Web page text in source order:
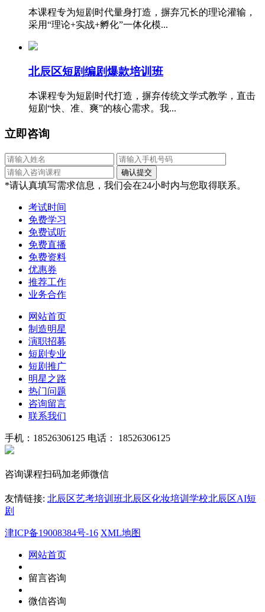
本课程专为短剧时代量身打造，摒弃冗长的理论灌输，
采用“理论+实战+孵化”一体化模...
北辰区短剧编剧爆款培训班
本课程专为短剧时代打造，摒弃传统文学式教学，直击
短剧“快、准、爽”的核心需求。我...
立即咨询
*请认真填写需求信息，我们会在24小时内与您取得联系。
考试时间
免费学习
免费试听
免费直播
免费资料
优惠券
推荐工作
业务合作
网站首页
制造明星
演职招募
短剧专业
短剧推广
明星之路
热门问题
咨询留言
联系我们
手机：18526306125 电话： 18526306125
咨询课程扫码加老师微信
友情链接: 北辰区艺考培训班北辰区化妆培训学校北辰区AI短
剧
津ICP备19008384号-16 XML地图
网站首页
留言咨询
微信咨询